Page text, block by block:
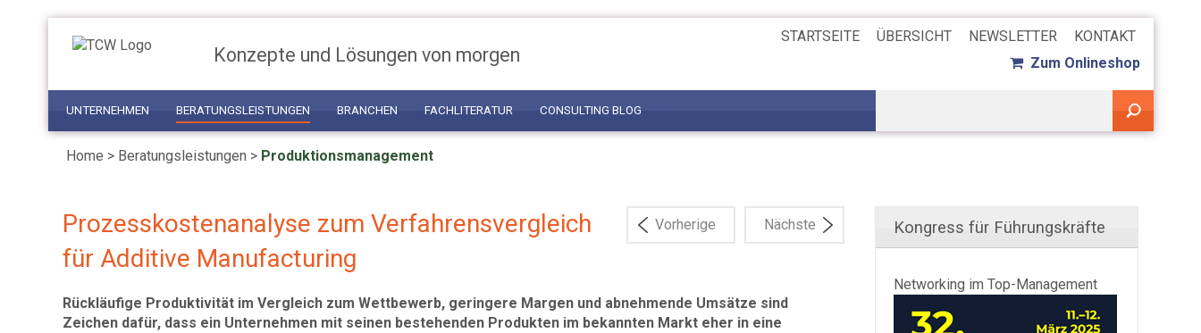
UNTERNEHMEN BERATUNGSLEISTUNGEN BRANCHEN FACHLITERATUR CONSULTING BLOG
Konzepte und Lösungen von morgen
STARTSEITE ÜBERSICHT NEWSLETTER
KONTAKT
Zum Onlineshop
Home > Beratungsleistungen > Produktionsmanagement
Vorherige Nächste
Prozesskostenanalyse zum Verfahrensvergleich
für Additive Manufacturing
Rückläufige Produktivität im Vergleich zum Wettbewerb, geringere Margen und abnehmende Umsätze sind
Zeichen dafür, dass ein Unternehmen mit seinen bestehenden Produkten im bekannten Markt eher in eine
Kongress für Führungskräfte
Networking im Top-Management